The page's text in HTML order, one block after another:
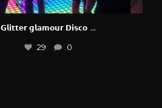
𝗚𝗹𝗶𝘁𝘁𝗲𝗿 𝗴𝗹𝗮𝗺𝗼𝘂𝗿 𝗗𝗶𝘀𝗰𝗼 ...
29 0